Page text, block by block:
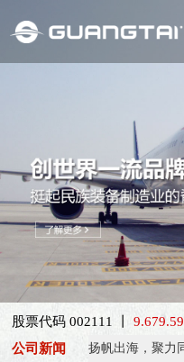
股票代码 002111 丨9.679.59
公司新闻
热烈庆祝中国共